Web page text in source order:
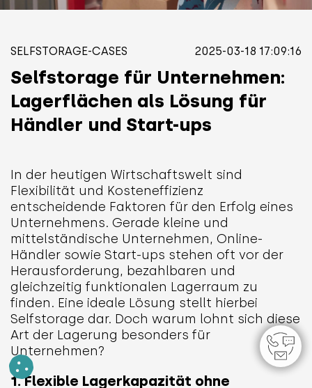
SELFSTORAGE-CASES 2025-03-18 17:09:16
Selfstorage für Unternehmen:
Lagerflächen als Lösung für
Händler und Start-ups
In der heutigen Wirtschaftswelt sind
Flexibilität und Kosteneffizienz
entscheidende Faktoren für den Erfolg eines
Unternehmens. Gerade kleine und
mittelständische Unternehmen, Online-
Händler sowie Start-ups stehen oft vor der
Herausforderung, bezahlbaren und
gleichzeitig funktionalen Lagerraum zu
finden. Eine ideale Lösung stellt hierbei
Selfstorage dar. Doch warum lohnt sich diese
Art der Lagerung besonders für
Unternehmen?
1. Flexible Lagerkapazität ohne